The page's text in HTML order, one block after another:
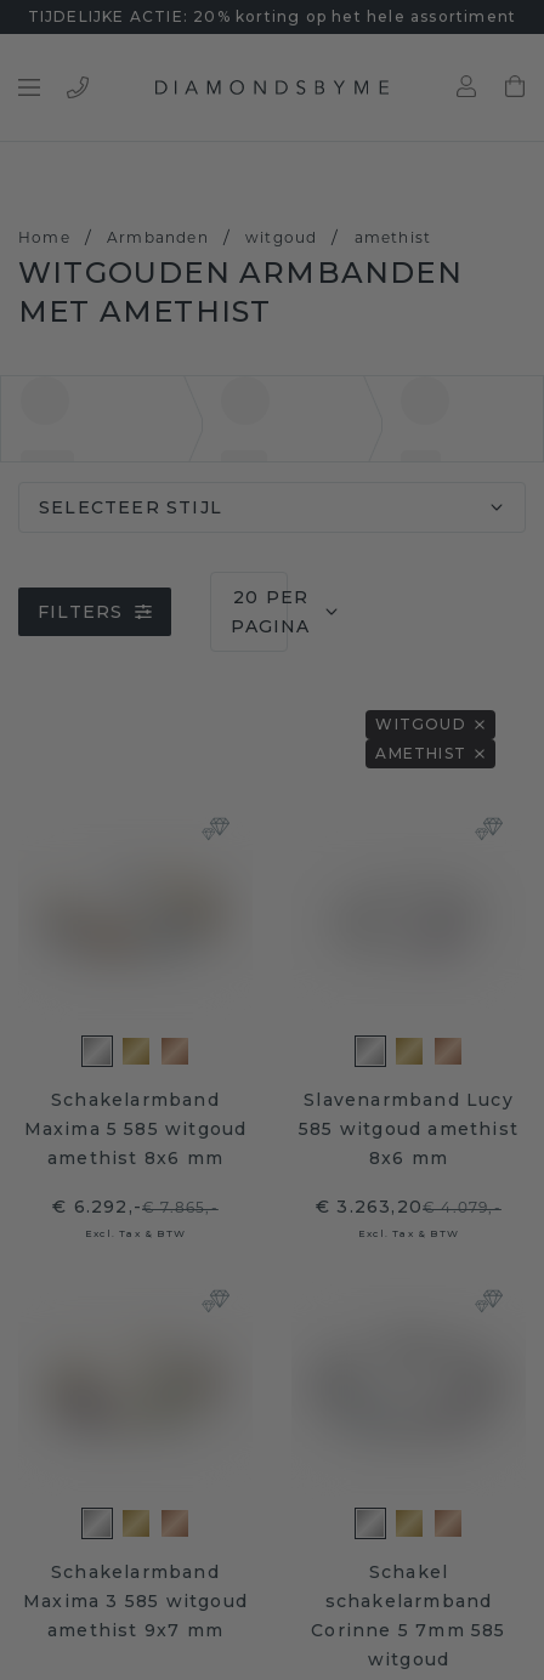
TIJDELIJKE ACTIE: 20% korting op het hele assortiment
Home / Armbanden / witgoud / amethist
WITGOUDEN ARMBANDEN
MET AMETHIST
SELECTEER STIJL
FILTERS
20 PER
PAGINA
WITGOUD
AMETHIST
Schakelarmband
Maxima 5 585 witgoud
amethist 8x6 mm
€ 6.292,-€ 7.865,-
Excl. Tax & BTW
Slavenarmband Lucy
585 witgoud amethist
8x6 mm
€ 3.263,20€ 4.079,-
Excl. Tax & BTW
Schakelarmband
Maxima 3 585 witgoud
amethist 9x7 mm
Schakel
schakelarmband
Corinne 5 7mm 585
witgoud